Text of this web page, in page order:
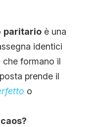
paritario è una
identici
che formano il
prende il
o